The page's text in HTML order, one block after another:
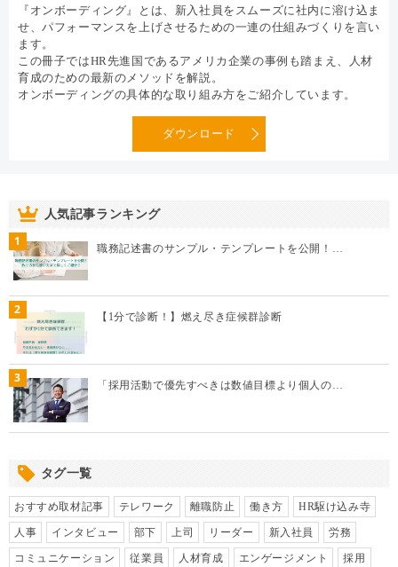
『オンボーディング』とは、新入社員をスムーズに社内に溶け込ま
せ、パフォーマンスを上げさせるための一連の仕組みづくりを言い
ます。
この冊子ではHR先進国であるアメリカ企業の事例も踏まえ、人材
育成のための最新のメソッドを解説。
オンボーディングの具体的な取り組み方をご紹介しています。
ダウンロード
人気記事ランキング
1 職務記述書のサンプル・テンプレートを公開！…
2 【1分で診断！】燃え尽き症候群診断
3 「採用活動で優先すべきは数値目標より個人の…
タグ一覧
おすすめ取材記事 テレワーク 離職防止 働き方 HR駆け込み寺
人事 インタビュー 部下 上司 リーダー 新入社員 労務
コミュニケーション 従業員 人材育成 エンゲージメント 採用